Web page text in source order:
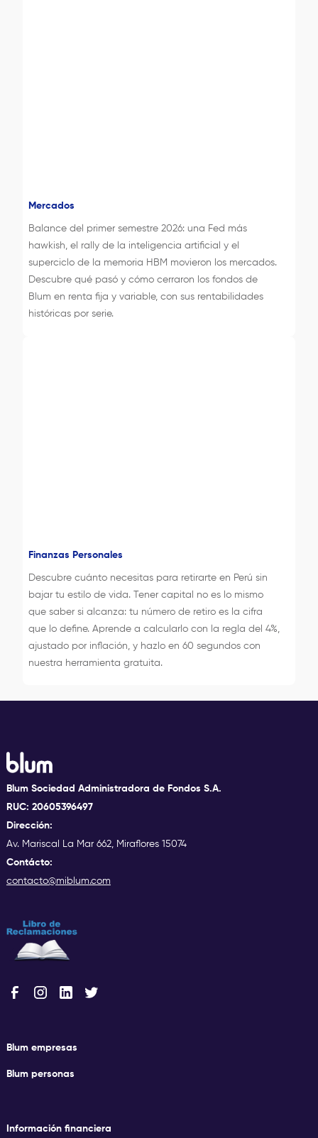
Mercados
Balance del primer semestre 2026: una Fed más
hawkish, el rally de la inteligencia artificial y el
superciclo de la memoria HBM movieron los mercados.
Descubre qué pasó y cómo cerraron los fondos de
Blum en renta fija y variable, con sus rentabilidades
históricas por serie.
Finanzas Personales
Descubre cuánto necesitas para retirarte en Perú sin
bajar tu estilo de vida. Tener capital no es lo mismo
que saber si alcanza: tu número de retiro es la cifra
que lo define. Aprende a calcularlo con la regla del 4%,
ajustado por inflación, y hazlo en 60 segundos con
nuestra herramienta gratuita.
Blum Sociedad Administradora de Fondos S.A.
RUC: 20605396497
Dirección:
Av. Mariscal La Mar 662, Miraflores 15074
Contácto:
contacto@miblum.com
Blum empresas
Blum personas
Información financiera